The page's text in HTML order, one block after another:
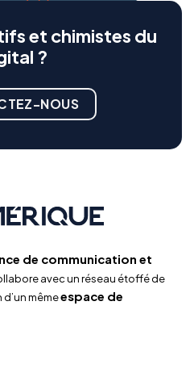
et chimistes du
?
NOUS
de communication et
avec un réseau étoffé de
mêmeespace de